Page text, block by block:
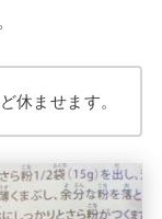
休ませます。